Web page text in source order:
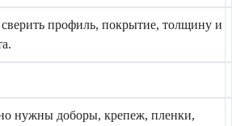
профиль, покрытие, толщину и
нужны доборы, крепеж, пленки,